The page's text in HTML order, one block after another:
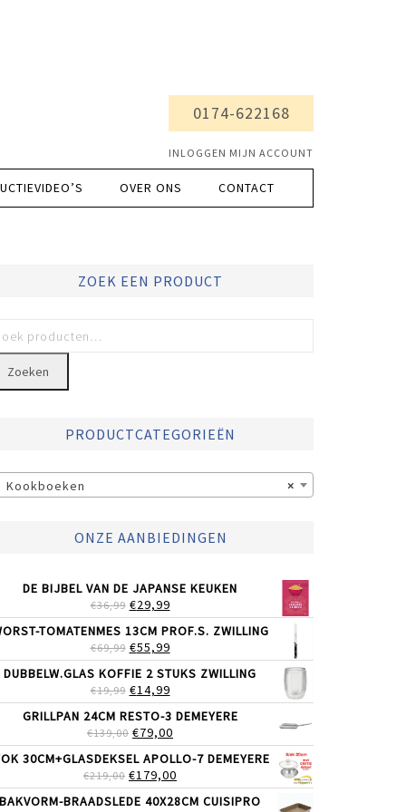
0174-622168
INLOGGEN MIJN ACCOUNT
OVER ONS CONTACT
ZOEK EEN PRODUCT
Zoeken
PRODUCTCATEGORIEËN
×
Kookboeken
ONZE AANBIEDINGEN
DE BIJBEL VAN DE JAPANSE KEUKEN
€36,99 OORSPRONKELIJKE
PRIJS
WAS:
€36,99.
€29,99HUIDIGE
PRIJS
IS:
€29,99.
TOMATENMES 13CM PROF.S. ZWILLING
€69,99 OORSPRONKELIJKE
PRIJS
WAS:
€69,99.
€55,99HUIDIGE
PRIJS
IS:
€55,99.
DUBBELW.GLAS KOFFIE 2 STUKS ZWILLING
€19,99 OORSPRONKELIJKE
PRIJS
WAS:
€19,99.
€14,99HUIDIGE
PRIJS
IS:
€14,99.
GRILLPAN 24CM RESTO-3 DEMEYERE
€139,00 OORSPRONKELIJKE
PRIJS
WAS:
€139,00.
€79,00
PRIJS
IS:
€79,00.
30CM+GLASDEKSEL APOLLO-7 DEMEYERE
€219,00 OORSPRONKELIJKE
PRIJS
WAS:
€179,00
PRIJS
IS:
BAKVORM-BRAADSLEDE 40X28CM CUISIPRO